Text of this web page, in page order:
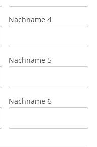
Nachname 4
Nachname 5
Nachname 6